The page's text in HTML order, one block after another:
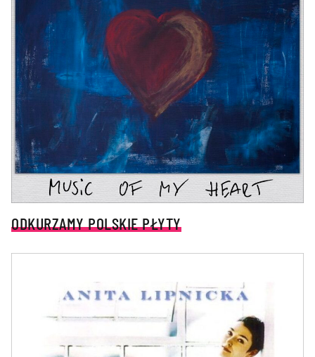
ODKURZAMY POLSKIE PŁYTY